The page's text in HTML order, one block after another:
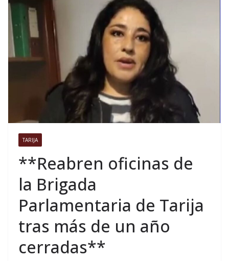
TARIJA
**Reabren oficinas de
la Brigada
Parlamentaria de Tarija
tras más de un año
cerradas**